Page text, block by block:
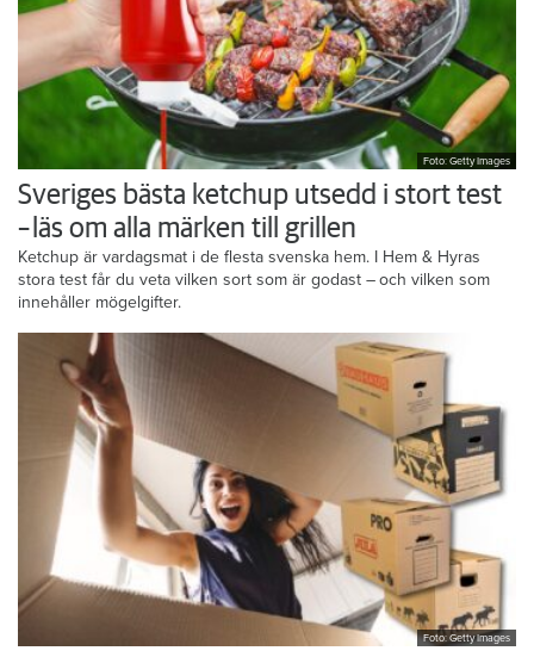
Foto: Getty Images
Sveriges bästa ketchup utsedd i stort test
– läs om alla märken till grillen
Ketchup är vardagsmat i de flesta svenska hem. I Hem & Hyras
stora test får du veta vilken sort som är godast – och vilken som
innehåller mögelgifter.
Foto: Getty Images